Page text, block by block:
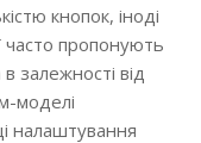
кнопок, іноді
часто пропонують
залежності від
моделі
налаштування